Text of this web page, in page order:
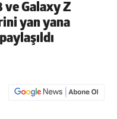
ve Galaxy Z
yan yana